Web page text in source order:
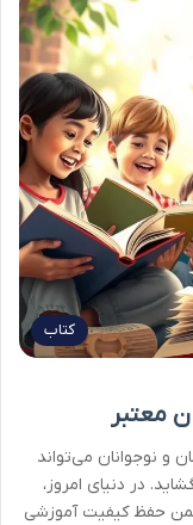
کتاب
معتبر
و نوجوانان می‌تواند
در دنیای امروز،
حفظ کیفیت آموزشی